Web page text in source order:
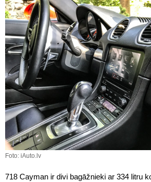
Foto: iAuto.lv
718 Cayman ir divi bagāžnieki ar 334 litru